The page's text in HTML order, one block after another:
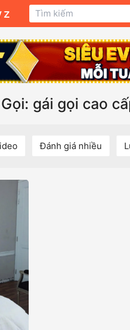
gái gọi cao
Đánh giá nhiều